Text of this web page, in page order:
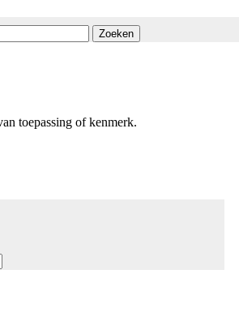
Zoeken
toepassing of kenmerk.